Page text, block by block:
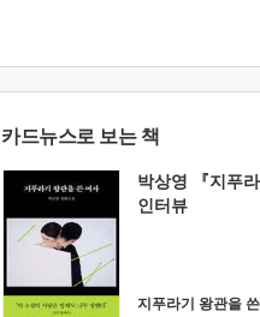
카드뉴스로 보는 책
박상영 『지푸
인터뷰
지푸라기 왕관을